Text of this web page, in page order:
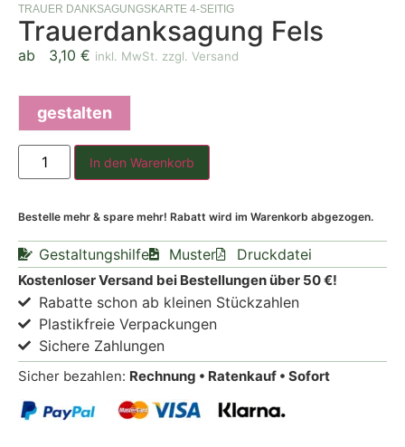
TRAUER DANKSAGUNGSKARTE 4-SEITIG
Trauerdanksagung Fels
ab 3,10 € inkl. MwSt. zzgl. Versand
gestalten
In den Warenkorb
Bestelle mehr & spare mehr! Rabatt wird im Warenkorb abgezogen.
Gestaltungshilfe Muster Druckdatei
Kostenloser Versand bei Bestellungen über 50 €!
Rabatte schon ab kleinen Stückzahlen
Plastikfreie Verpackungen
Sichere Zahlungen
Sicher bezahlen: Rechnung • Ratenkauf • Sofort